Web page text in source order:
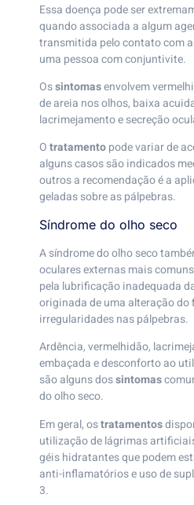
Essa doença pode ser
quando associada a algum
transmitida pelo contato com
uma pessoa com conjuntivite.
Ossintomasenvolvem
de areia nos olhos, baixa
lacrimejamento e secreção
Otratamentopode variar de
alguns casos são indicados
outros a recomendação é a
geladas sobre as pálpebras.
Síndrome do olho seco
A síndrome do olho seco
oculares externas mais
pela lubrificação inadequada
originada de uma alteração do
irregularidades nas pálpebras.
Ardência, vermelhidão,
embaçada e desconforto ao
são alguns dossintomas
do olho seco.
Em geral, ostratamentos
utilização de lágrimas
géis hidratantes que podem
anti-inflamatórios e uso de
3.